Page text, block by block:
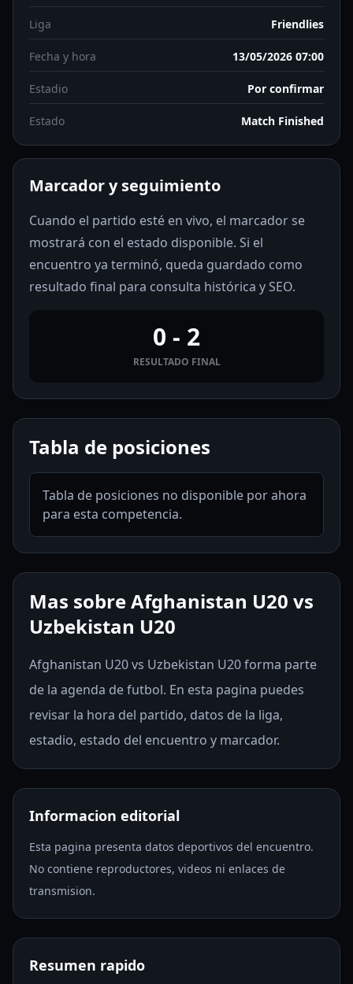
Liga Friendlies
Fecha y hora 13/05/2026 07:00
Estadio Por confirmar
Estado Match Finished
Marcador y seguimiento
Cuando el partido esté en vivo, el marcador se
mostrará con el estado disponible. Si el
encuentro ya terminó, queda guardado como
resultado final para consulta histórica y SEO.
0 - 2
RESULTADO FINAL
Tabla de posiciones
Tabla de posiciones no disponible por ahora
para esta competencia.
Mas sobre Afghanistan U20 vs
Uzbekistan U20
Afghanistan U20 vs Uzbekistan U20 forma parte
de la agenda de futbol. En esta pagina puedes
revisar la hora del partido, datos de la liga,
estadio, estado del encuentro y marcador.
Informacion editorial
Esta pagina presenta datos deportivos del encuentro.
No contiene reproductores, videos ni enlaces de
transmision.
Resumen rapido